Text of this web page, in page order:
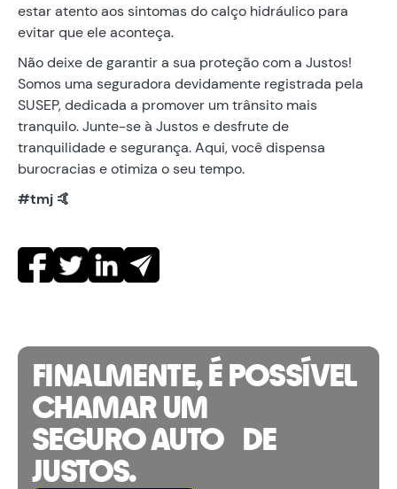
estar atento aos sintomas do calço hidráulico para
evitar que ele aconteça.
Não deixe de garantir a sua proteção com a Justos!
Somos uma seguradora devidamente registrada pela
SUSEP, dedicada a promover um trânsito mais
tranquilo. Junte-se à Justos e desfrute de
tranquilidade e segurança. Aqui, você dispensa
burocracias e otimiza o seu tempo.
#tmj 🤙
FINALMENTE, É POSSÍVEL
CHAMAR UM
SEGURO AUTO DE
JUSTOS.